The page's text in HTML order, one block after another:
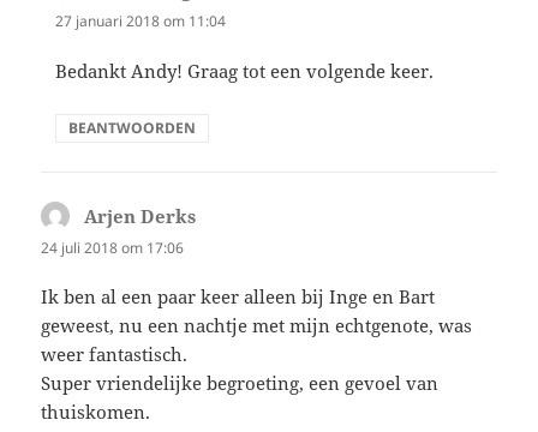
27 januari 2018 om 11:04
Bedankt Andy! Graag tot een volgende keer.
BEANTWOORDEN
Arjen Derks
24 juli 2018 om 17:06
Ik ben al een paar keer alleen bij Inge en Bart
geweest, nu een nachtje met mijn echtgenote, was
weer fantastisch.
Super vriendelijke begroeting, een gevoel van
thuiskomen.